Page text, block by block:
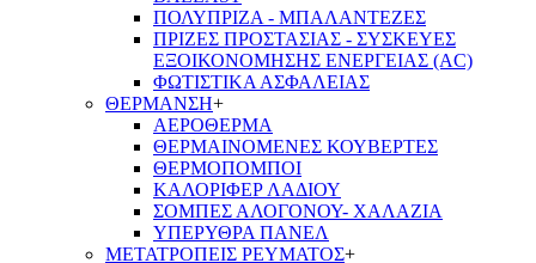
ΠΟΛΥΠΡΙΖΑ - ΜΠΑΛΑΝΤΕΖΕΣ
ΠΡΙΖΕΣ ΠΡΟΣΤΑΣΙΑΣ - ΣΥΣΚΕΥΕΣ
ΕΞΟΙΚΟΝΟΜΗΣΗΣ ΕΝΕΡΓΕΙΑΣ (AC)
ΦΩΤΙΣΤΙΚΑ ΑΣΦΑΛΕΙΑΣ
ΘΕΡΜΑΝΣΗ+
ΑΕΡΟΘΕΡΜΑ
ΘΕΡΜΑΙΝΟΜΕΝΕΣ ΚΟΥΒΕΡΤΕΣ
ΘΕΡΜΟΠΟΜΠΟΙ
ΚΑΛΟΡΙΦΕΡ ΛΑΔΙΟΥ
ΣΟΜΠΕΣ ΑΛΟΓΟΝΟΥ- ΧΑΛΑΖΙΑ
ΥΠΕΡΥΘΡΑ ΠΑΝΕΛ
ΜΕΤΑΤΡΟΠΕΙΣ ΡΕΥΜΑΤΟΣ+